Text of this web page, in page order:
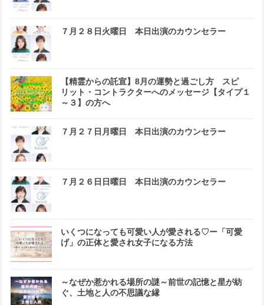
７月２８日火曜日 本日出演のカウンセラー
【精霊からの託宣】8月の運勢と過ごし方 スピ
リット・コントラクターへのメッセージ【タイプ１
～３】の方へ
７月２７日月曜日 本日出演のカウンセラー
７月２６日日曜日 本日出演のカウンセラー
いくつになっても可愛い人が愛される♡ー「可愛
げ」の正体と愛され女子になる方法
～なぜか惹かれる場所の謎～前世の記憶と星が紡
ぐ、土地と人の不思議な縁